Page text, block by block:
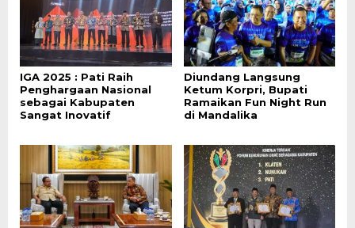
IGA 2025 : Pati Raih
Penghargaan Nasional
sebagai Kabupaten
Sangat Inovatif
Diundang Langsung
Ketum Korpri, Bupati
Ramaikan Fun Night Run
di Mandalika